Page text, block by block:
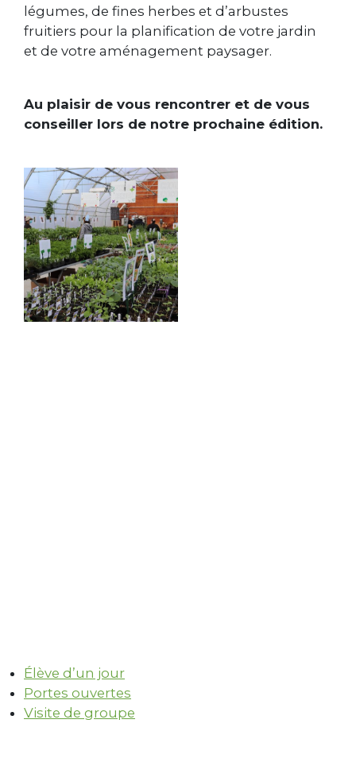
légumes, de fines herbes et d’arbustes
fruitiers pour la planification de votre jardin
et de votre aménagement paysager.
Au plaisir de vous rencontrer et de vous
conseiller lors de notre prochaine édition.
Élève d’un jour
Portes ouvertes
Visite de groupe